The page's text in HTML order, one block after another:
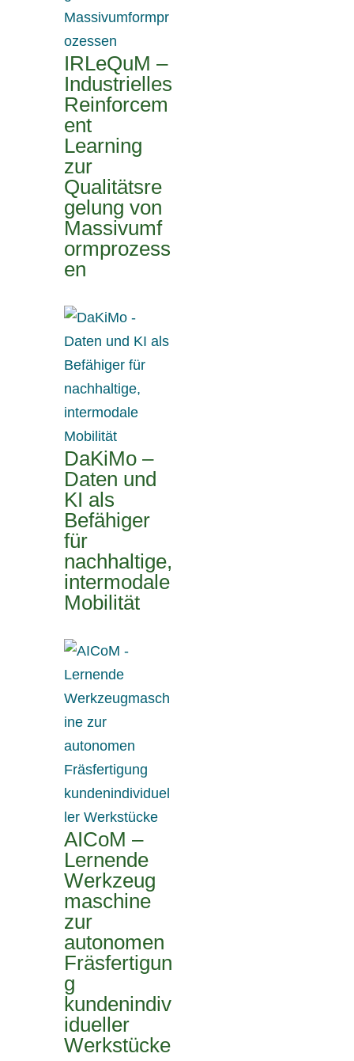
IRLeQuM –
Industrielles
Reinforcem
ent
Learning
zur
Qualitätsre
gelung von
Massivumf
ormprozess
en
DaKiMo –
Daten und
KI als
Befähiger
für
nachhaltige,
intermodale
Mobilität
AICoM –
Lernende
Werkzeug
maschine
zur
autonomen
Fräsfertigun
g
kundenindiv
idueller
Werkstücke